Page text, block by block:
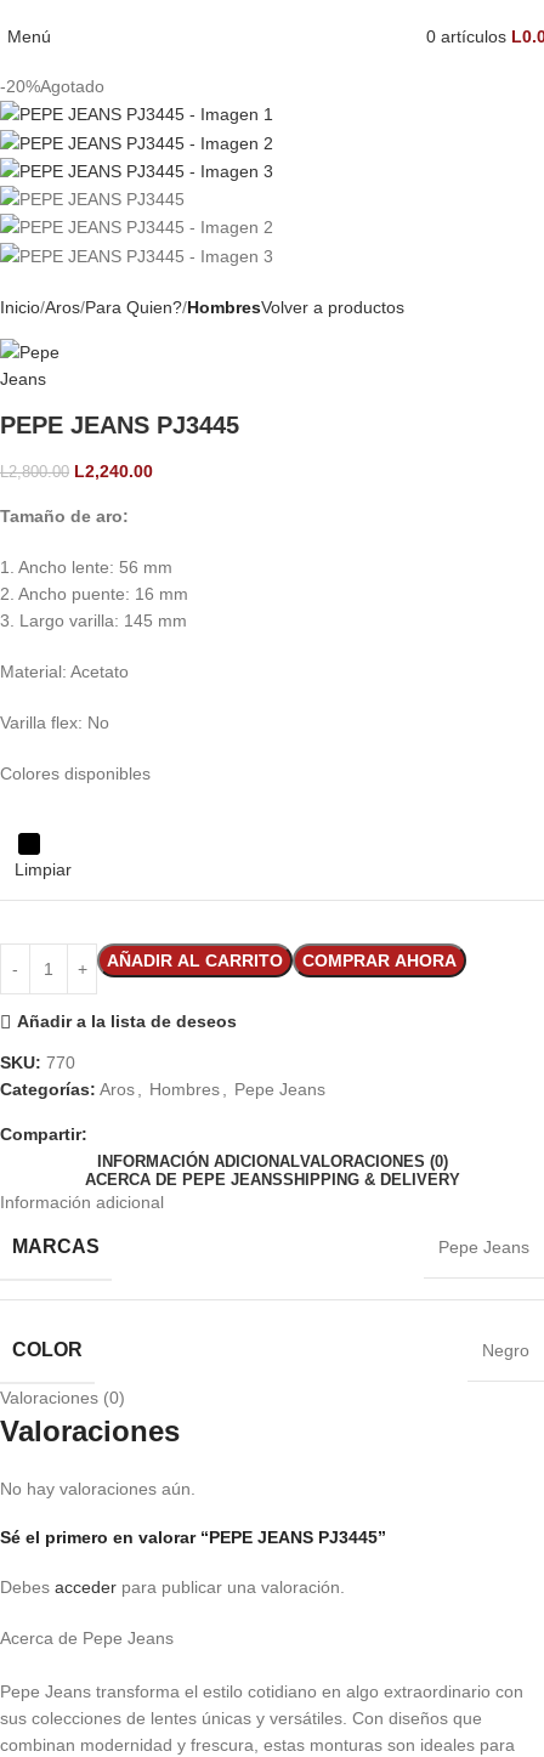
Menú 0 artículos L
-20%Agotado
Inicio Aros Para Quien? HombresVolver a productos
PEPE JEANS PJ3445
L2,800.00 L2,240.00
Tamaño de aro:
1. Ancho lente: 56 mm
2. Ancho puente: 16 mm
3. Largo varilla: 145 mm
Material: Acetato
Varilla flex: No
Colores disponibles
Limpiar
AÑADIR AL CARRITO COMPRAR AHORA
Añadir a la lista de deseos
SKU: 770
Categorías: Aros Hombres Pepe Jeans
Compartir:
INFORMACIÓN ADICIONALVALORACIONES (0)
ACERCA DE PEPE JEANSSHIPPING & DELIVERY
Información adicional
MARCAS Pepe Jeans
COLOR Negro
Valoraciones (0)
Valoraciones
No hay valoraciones aún.
Sé el primero en valorar “PEPE JEANS PJ3445”
Debes acceder para publicar una valoración.
Acerca de Pepe Jeans
Pepe Jeans transforma el estilo cotidiano en algo extraordinario con
sus colecciones de lentes únicas y versátiles. Con diseños que
combinan modernidad y frescura, estas monturas son ideales para